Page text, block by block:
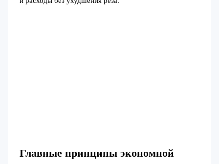
Главные принципы экономной